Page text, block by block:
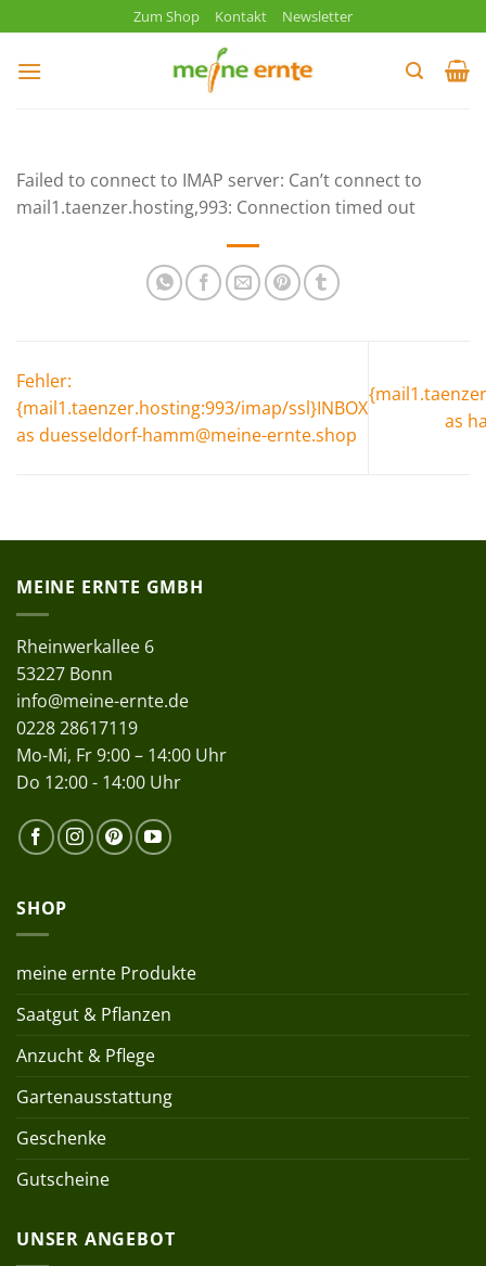
Inhalt
springen
Zum Shop Kontakt Newsletter
Failed to connect to IMAP server: Can’t connect to
mail1.taenzer.hosting,993: Connection timed out
Fehler:
{mail1.taenzer.hosting:993/imap/ssl}INBOX
as duesseldorf-hamm@meine-ernte.shop
as
MEINE ERNTE GMBH
Rheinwerkallee 6
53227 Bonn
info@meine-ernte.de
0228 28617119
Mo-Mi, Fr 9:00 – 14:00 Uhr
Do 12:00 - 14:00 Uhr
SHOP
meine ernte Produkte
Saatgut & Pflanzen
Anzucht & Pflege
Gartenausstattung
Geschenke
Gutscheine
UNSER ANGEBOT